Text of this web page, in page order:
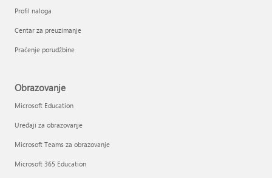
Profil naloga
Centar za preuzimanje
Praćenje porudžbine
Obrazovanje
Microsoft Education
Uređaji za obrazovanje
Microsoft Teams za obrazovanje
Microsoft 365 Education